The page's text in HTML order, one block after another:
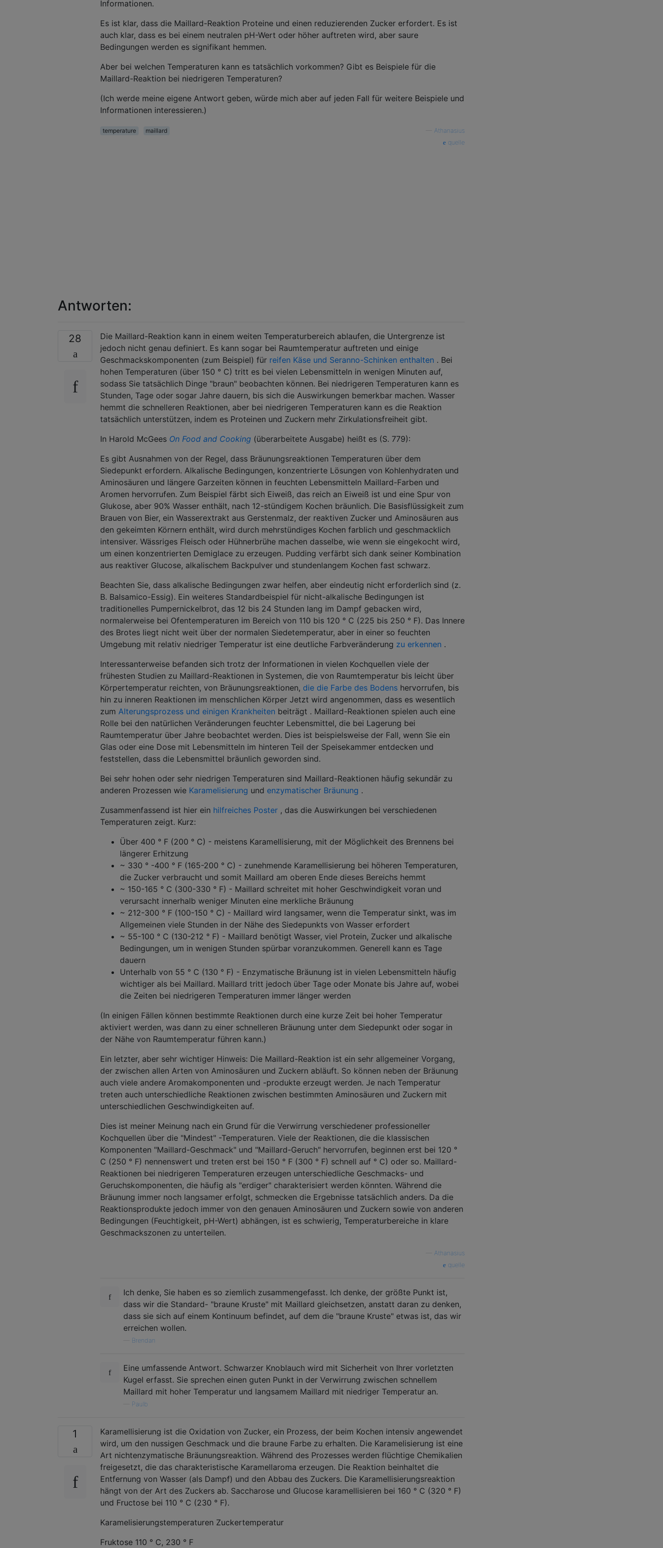
Informationen.
Es ist klar, dass die Maillard-Reaktion Proteine ​​und einen reduzierenden Zucker erfordert. Es ist
auch klar, dass es bei einem neutralen pH-Wert oder höher auftreten wird, aber saure
Bedingungen werden es signifikant hemmen.
Aber bei welchen Temperaturen kann es tatsächlich vorkommen? Gibt es Beispiele für die
Maillard-Reaktion bei niedrigeren Temperaturen?
(Ich werde meine eigene Antwort geben, würde mich aber auf jeden Fall für weitere Beispiele und
Informationen interessieren.)
temperature maillard
Athanasius
quelle
Antworten:
28
Die Maillard-Reaktion kann in einem weiten Temperaturbereich ablaufen, die Untergrenze ist
jedoch nicht genau definiert. Es kann sogar bei Raumtemperatur auftreten und einige
Geschmackskomponenten (zum Beispiel) für reifen Käse und Seranno-Schinken enthalten . Bei
hohen Temperaturen (über 150 ° C) tritt es bei vielen Lebensmitteln in wenigen Minuten auf,
sodass Sie tatsächlich Dinge "braun" beobachten können. Bei niedrigeren Temperaturen kann es
Stunden, Tage oder sogar Jahre dauern, bis sich die Auswirkungen bemerkbar machen. Wasser
hemmt die schnelleren Reaktionen, aber bei niedrigeren Temperaturen kann es die Reaktion
tatsächlich unterstützen, indem es Proteinen und Zuckern mehr Zirkulationsfreiheit gibt.
In Harold McGees On Food and Cooking (überarbeitete Ausgabe) heißt es (S. 779):
Es gibt Ausnahmen von der Regel, dass Bräunungsreaktionen Temperaturen über dem
Siedepunkt erfordern. Alkalische Bedingungen, konzentrierte Lösungen von Kohlenhydraten und
Aminosäuren und längere Garzeiten können in feuchten Lebensmitteln Maillard-Farben und
Aromen hervorrufen. Zum Beispiel färbt sich Eiweiß, das reich an Eiweiß ist und eine Spur von
Glukose, aber 90% Wasser enthält, nach 12-stündigem Kochen bräunlich. Die Basisflüssigkeit zum
Brauen von Bier, ein Wasserextrakt aus Gerstenmalz, der reaktiven Zucker und Aminosäuren aus
den gekeimten Körnern enthält, wird durch mehrstündiges Kochen farblich und geschmacklich
intensiver. Wässriges Fleisch oder Hühnerbrühe machen dasselbe, wie wenn sie eingekocht wird,
um einen konzentrierten Demiglace zu erzeugen. Pudding verfärbt sich dank seiner Kombination
aus reaktiver Glucose, alkalischem Backpulver und stundenlangem Kochen fast schwarz.
Beachten Sie, dass alkalische Bedingungen zwar helfen, aber eindeutig nicht erforderlich sind (z.
B. Balsamico-Essig). Ein weiteres Standardbeispiel für nicht-alkalische Bedingungen ist
traditionelles Pumpernickelbrot, das 12 bis 24 Stunden lang im Dampf gebacken wird,
normalerweise bei Ofentemperaturen im Bereich von 110 bis 120 ° C (225 bis 250 ° F). Das Innere
des Brotes liegt nicht weit über der normalen Siedetemperatur, aber in einer so feuchten
Umgebung mit relativ niedriger Temperatur ist eine deutliche Farbveränderung zu erkennen .
Interessanterweise befanden sich trotz der Informationen in vielen Kochquellen viele der
frühesten Studien zu Maillard-Reaktionen in Systemen, die von Raumtemperatur bis leicht über
Körpertemperatur reichten, von Bräunungsreaktionen, die die Farbe des Bodens hervorrufen, bis
hin zu inneren Reaktionen im menschlichen Körper Jetzt wird angenommen, dass es wesentlich
zum Alterungsprozess und einigen Krankheiten beiträgt . Maillard-Reaktionen spielen auch eine
Rolle bei den natürlichen Veränderungen feuchter Lebensmittel, die bei Lagerung bei
Raumtemperatur über Jahre beobachtet werden. Dies ist beispielsweise der Fall, wenn Sie ein
Glas oder eine Dose mit Lebensmitteln im hinteren Teil der Speisekammer entdecken und
feststellen, dass die Lebensmittel bräunlich geworden sind.
Bei sehr hohen oder sehr niedrigen Temperaturen sind Maillard-Reaktionen häufig sekundär zu
anderen Prozessen wie Karamelisierung und enzymatischer Bräunung .
Zusammenfassend ist hier ein hilfreiches Poster , das die Auswirkungen bei verschiedenen
Temperaturen zeigt. Kurz:
Über 400 ° F (200 ° C) - meistens Karamellisierung, mit der Möglichkeit des Brennens bei
längerer Erhitzung
~ 330 ° -400 ° F (165-200 ° C) - zunehmende Karamellisierung bei höheren Temperaturen,
die Zucker verbraucht und somit Maillard am oberen Ende dieses Bereichs hemmt
~ 150-165 ° C (300-330 ° F) - Maillard schreitet mit hoher Geschwindigkeit voran und
verursacht innerhalb weniger Minuten eine merkliche Bräunung
~ 212-300 ° F (100-150 ° C) - Maillard wird langsamer, wenn die Temperatur sinkt, was im
Allgemeinen viele Stunden in der Nähe des Siedepunkts von Wasser erfordert
~ 55-100 ° C (130-212 ° F) - Maillard benötigt Wasser, viel Protein, Zucker und alkalische
Bedingungen, um in wenigen Stunden spürbar voranzukommen. Generell kann es Tage
dauern
Unterhalb von 55 ° C (130 ° F) - Enzymatische Bräunung ist in vielen Lebensmitteln häufig
wichtiger als bei Maillard. Maillard tritt jedoch über Tage oder Monate bis Jahre auf, wobei
die Zeiten bei niedrigeren Temperaturen immer länger werden
(In einigen Fällen können bestimmte Reaktionen durch eine kurze Zeit bei hoher Temperatur
aktiviert werden, was dann zu einer schnelleren Bräunung unter dem Siedepunkt oder sogar in
der Nähe von Raumtemperatur führen kann.)
Ein letzter, aber sehr wichtiger Hinweis: Die Maillard-Reaktion ist ein sehr allgemeiner Vorgang,
der zwischen allen Arten von Aminosäuren und Zuckern abläuft. So können neben der Bräunung
auch viele andere Aromakomponenten und -produkte erzeugt werden. Je nach Temperatur
treten auch unterschiedliche Reaktionen zwischen bestimmten Aminosäuren und Zuckern mit
unterschiedlichen Geschwindigkeiten auf.
Dies ist meiner Meinung nach ein Grund für die Verwirrung verschiedener professioneller
Kochquellen über die "Mindest" -Temperaturen. Viele der Reaktionen, die die klassischen
Komponenten "Maillard-Geschmack" und "Maillard-Geruch" hervorrufen, beginnen erst bei 120 °
C (250 ° F) nennenswert und treten erst bei 150 ° F (300 ° F) schnell auf ° C) oder so. Maillard-
Reaktionen bei niedrigeren Temperaturen erzeugen unterschiedliche Geschmacks- und
Geruchskomponenten, die häufig als "erdiger" charakterisiert werden könnten. Während die
Bräunung immer noch langsamer erfolgt, schmecken die Ergebnisse tatsächlich anders. Da die
Reaktionsprodukte jedoch immer von den genauen Aminosäuren und Zuckern sowie von anderen
Bedingungen (Feuchtigkeit, pH-Wert) abhängen, ist es schwierig, Temperaturbereiche in klare
Geschmackszonen zu unterteilen.
Athanasius
quelle
Ich denke, Sie haben es so ziemlich zusammengefasst. Ich denke, der größte Punkt ist,
dass wir die Standard- "braune Kruste" mit Maillard gleichsetzen, anstatt daran zu denken,
dass sie sich auf einem Kontinuum befindet, auf dem die "braune Kruste" etwas ist, das wir
erreichen wollen.
Brendan
Eine umfassende Antwort. Schwarzer Knoblauch wird mit Sicherheit von Ihrer vorletzten
Kugel erfasst. Sie sprechen einen guten Punkt in der Verwirrung zwischen schnellem
Maillard mit hoher Temperatur und langsamem Maillard mit niedriger Temperatur an.
Paulb
1
Karamellisierung ist die Oxidation von Zucker, ein Prozess, der beim Kochen intensiv angewendet
wird, um den nussigen Geschmack und die braune Farbe zu erhalten. Die Karamelisierung ist eine
Art nichtenzymatische Bräunungsreaktion. Während des Prozesses werden flüchtige Chemikalien
freigesetzt, die das charakteristische Karamellaroma erzeugen. Die Reaktion beinhaltet die
Entfernung von Wasser (als Dampf) und den Abbau des Zuckers. Die Karamellisierungsreaktion
hängt von der Art des Zuckers ab. Saccharose und Glucose karamellisieren bei 160 ° C (320 ° F)
und Fructose bei 110 ° C (230 ° F).
Karamelisierungstemperaturen Zuckertemperatur
Fruktose 110 ° C, 230 ° F